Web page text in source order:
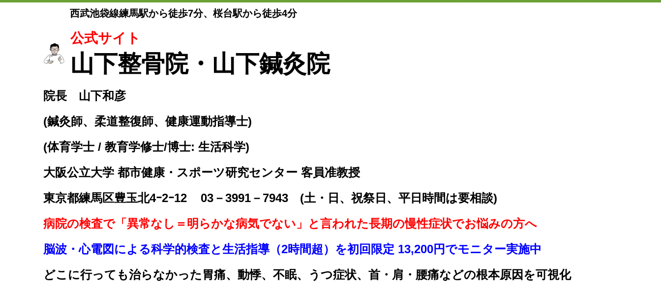
西武池袋線練馬駅から徒歩7分、桜台駅から徒歩4分
公式サイト
山下整骨院・山下鍼灸院
院長 山下和彦
(鍼灸師、柔道整復師、健康運動指導士)
(体育学士 / 教育学修士/博士: 生活科学)
大阪公立大学 都市健康・スポーツ研究センター 客員准教授
東京都練馬区豊玉北4ｰ2ｰ12
03－3991－7943 (土・日、祝祭日、平日時間は要相談)
病院の検査で「異常なし＝明らかな病気でない」と言われた長期の慢性症状でお悩みの方へ
脳波・心電図による科学的検査と生活指導（2時間超）を初回限定 13,200円でモニター実施中
どこに行っても治らなかった胃痛、動悸、不眠、うつ症状、 首・肩・腰痛などの根本原因を可視化